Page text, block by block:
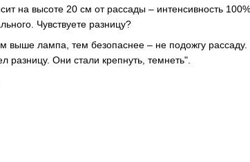
на высоте 20 см от рассады – интенсивность
Чувствуете разницу?
выше лампа, тем безопаснее – не подожгу
разницу. Они стали крепнуть, темнеть".